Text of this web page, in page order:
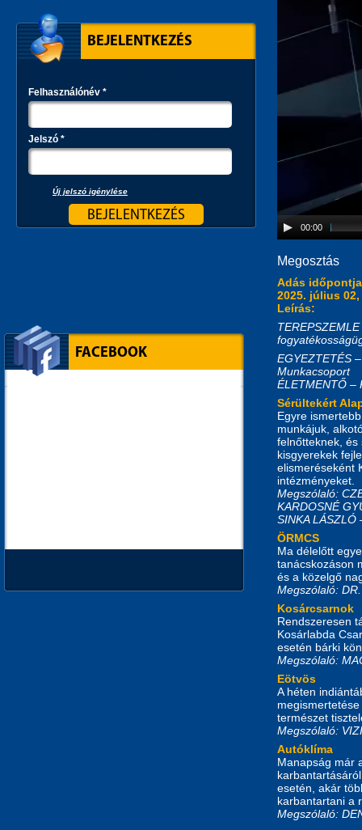
00:00
Megosztás
Adás
2025. július
Leírás:
EGYEZTETÉS
Munkacsoport
ÉLETMENTŐ –
Sérültekért
Egyre
munkájuk,
felnőtteknek, és
kisgyerekek
elismeréseként
intézményeket.
Megszólaló:
KARDOSNÉ
SINKA LÁSZLÓ
ÖRMCS
Ma délelőtt
tanácskozáson
és a közelgő
Megszólaló:
Kosárcsarnok
Rendszeresen
Kosárlabda
esetén bárki
Megszólaló:
Eötvös
A héten
természet
Megszólaló:
Autóklíma
Manapság már
esetén, akár
karbantartani a
Megszólaló:
BEJELENTKEZÉS
Felhasználónév *
Jelszó *
Új jelszó igénylése
FACEBOOK